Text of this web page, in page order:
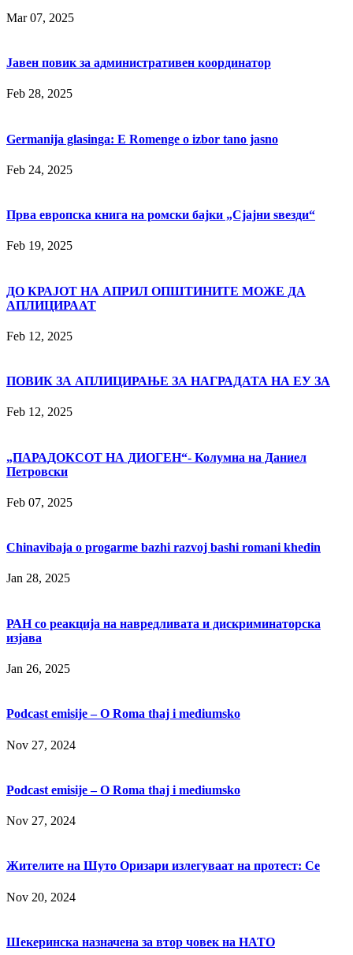
Mar 07, 2025
Јавен повик за административен координатор
Feb 28, 2025
Germanija glasinga: E Romenge o izbor tano jasno
Feb 24, 2025
Прва европска книга на ромски бајки „Сјајни ѕвезди“
Feb 19, 2025
ДО КРАЈОТ НА АПРИЛ ОПШТИНИТЕ МОЖЕ ДА
АПЛИЦИРААТ
Feb 12, 2025
ПОВИК ЗА АПЛИЦИРАЊЕ ЗА НАГРАДАТА НА ЕУ ЗА
Feb 12, 2025
„ПАРАДОКСОТ НА ДИОГЕН“- Колумна на Даниел
Петровски
Feb 07, 2025
Chinavibaja o progarme bazhi razvoj bashi romani khedin
Jan 28, 2025
РАН со реакција на навредливата и дискриминаторска
изјава
Jan 26, 2025
Podcast emisije – O Roma thaj i mediumsko
Nov 27, 2024
Podcast emisije – O Roma thaj i mediumsko
Nov 27, 2024
Жителите на Шуто Оризари излегуваат на протест: Се
Nov 20, 2024
Шекеринска назначена за втор човек на НАТО